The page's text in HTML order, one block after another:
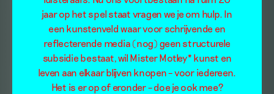
jaar op het spel staat vragen we je om hulp. In
een kunstenveld waar voor schrijvende en
reflecterende media (nog) geen structurele
subsidie bestaat, wil Mister Motley* kunst en
leven aan elkaar blijven knopen – voor iedereen.
Het is er op of eronder – doe je ook mee?